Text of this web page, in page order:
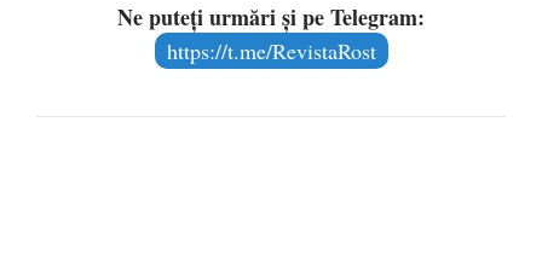
Ne puteți urmări și pe Telegram:
https://t.me/RevistaRost